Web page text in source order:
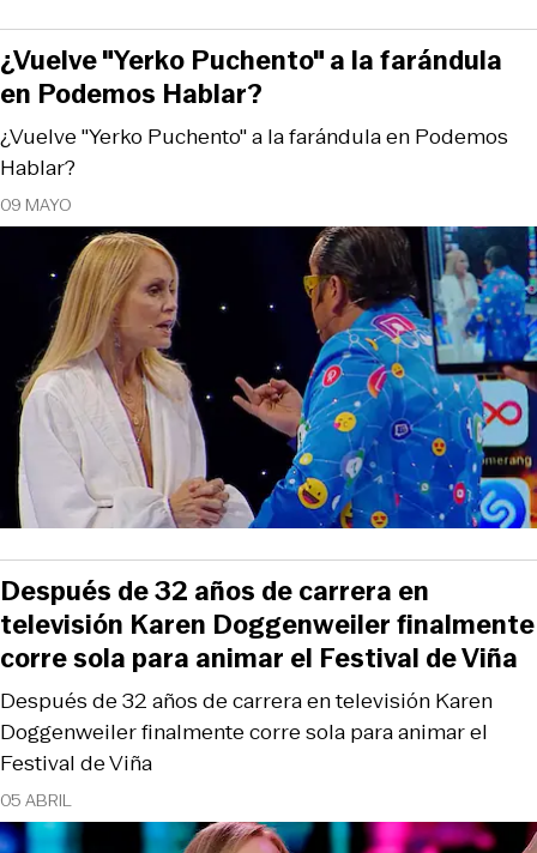
09 MAYO
¿Vuelve "Yerko Puchento" a la farándula en Podemos
Hablar?
¿Vuelve "Yerko Puchento" a la farándula
en Podemos Hablar?
05 ABRIL
Después de 32 años de carrera en televisión Karen
Doggenweiler finalmente corre sola para animar el
Festival de Viña
Después de 32 años de carrera en
televisión Karen Doggenweiler finalmente
corre sola para animar el Festival de Viña